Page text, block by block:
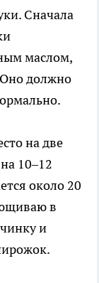
Сначала
маслом,
Оно должно
на две
10–12
около 20
в
и